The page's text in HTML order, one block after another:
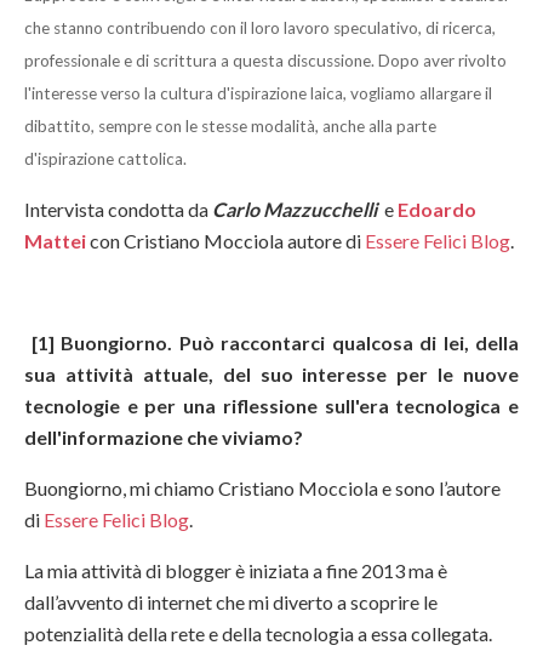
che stanno contribuendo con il loro lavoro speculativo, di ricerca,
professionale e di scrittura a questa discussione. Dopo aver rivolto
l'interesse verso la cultura d'ispirazione laica, vogliamo allargare il
dibattito, sempre con le stesse modalità, anche alla parte
d'ispirazione cattolica.
Intervista condotta da Carlo Mazzucchelli e Edoardo
Matteicon Cristiano Mocciola autore di Essere Felici Blog
[1] Buongiorno. Può raccontarci qualcosa di lei, della
sua attività attuale, del suo interesse per le nuove
tecnologie e per una riflessione sull'era tecnologica e
dell'informazione che viviamo?
Buongiorno, mi chiamo Cristiano Mocciola e sono l’autore
di Essere Felici Blog
La mia attività di blogger è iniziata a fine 2013 ma è
dall’avvento di internet che mi diverto a scoprire le
potenzialità della rete e della tecnologia a essa collegata.